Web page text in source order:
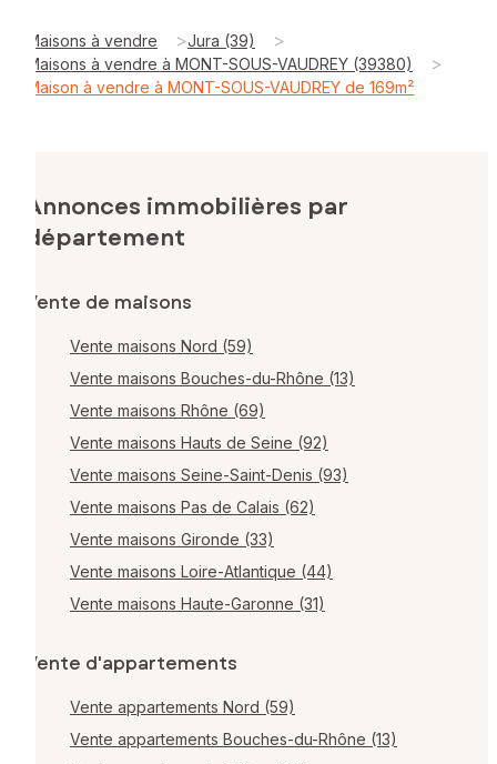
Maisons à vendre >Jura (39) >
Maisons à vendre à MONT-SOUS-VAUDREY (39380) >
Maison à vendre à MONT-SOUS-VAUDREY de 169m²
Annonces immobilières par
département
Vente de maisons
Vente maisons Nord (59)
Vente maisons Bouches-du-Rhône (13)
Vente maisons Rhône (69)
Vente maisons Hauts de Seine (92)
Vente maisons Seine-Saint-Denis (93)
Vente maisons Pas de Calais (62)
Vente maisons Gironde (33)
Vente maisons Loire-Atlantique (44)
Vente maisons Haute-Garonne (31)
Vente d'appartements
Vente appartements Nord (59)
Vente appartements Bouches-du-Rhône (13)